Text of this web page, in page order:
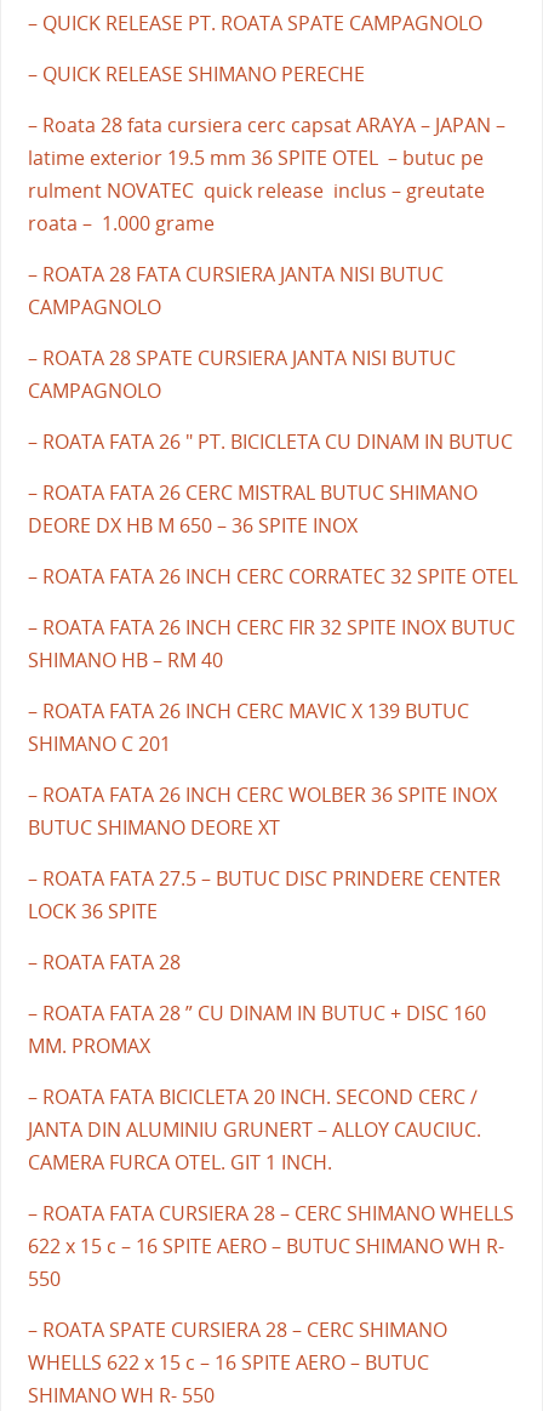
– QUICK RELEASE PT. ROATA SPATE CAMPAGNOLO
– QUICK RELEASE SHIMANO PERECHE
– Roata 28 fata cursiera cerc capsat ARAYA – JAPAN –
latime exterior 19.5 mm 36 SPITE OTEL – butuc pe
rulment NOVATEC quick release inclus – greutate
roata – 1.000 grame
– ROATA 28 FATA CURSIERA JANTA NISI BUTUC
CAMPAGNOLO
– ROATA 28 SPATE CURSIERA JANTA NISI BUTUC
CAMPAGNOLO
– ROATA FATA 26 " PT. BICICLETA CU DINAM IN BUTUC
– ROATA FATA 26 CERC MISTRAL BUTUC SHIMANO
DEORE DX HB M 650 – 36 SPITE INOX
– ROATA FATA 26 INCH CERC CORRATEC 32 SPITE OTEL
– ROATA FATA 26 INCH CERC FIR 32 SPITE INOX BUTUC
SHIMANO HB – RM 40
– ROATA FATA 26 INCH CERC MAVIC X 139 BUTUC
SHIMANO C 201
– ROATA FATA 26 INCH CERC WOLBER 36 SPITE INOX
BUTUC SHIMANO DEORE XT
– ROATA FATA 27.5 – BUTUC DISC PRINDERE CENTER
LOCK 36 SPITE
– ROATA FATA 28
– ROATA FATA 28 ” CU DINAM IN BUTUC + DISC 160
MM. PROMAX
– ROATA FATA BICICLETA 20 INCH. SECOND CERC /
JANTA DIN ALUMINIU GRUNERT – ALLOY CAUCIUC.
CAMERA FURCA OTEL. GIT 1 INCH.
– ROATA FATA CURSIERA 28 – CERC SHIMANO WHELLS
622 x 15 c – 16 SPITE AERO – BUTUC SHIMANO WH R-
550
– ROATA SPATE CURSIERA 28 – CERC SHIMANO
WHELLS 622 x 15 c – 16 SPITE AERO – BUTUC
SHIMANO WH R- 550